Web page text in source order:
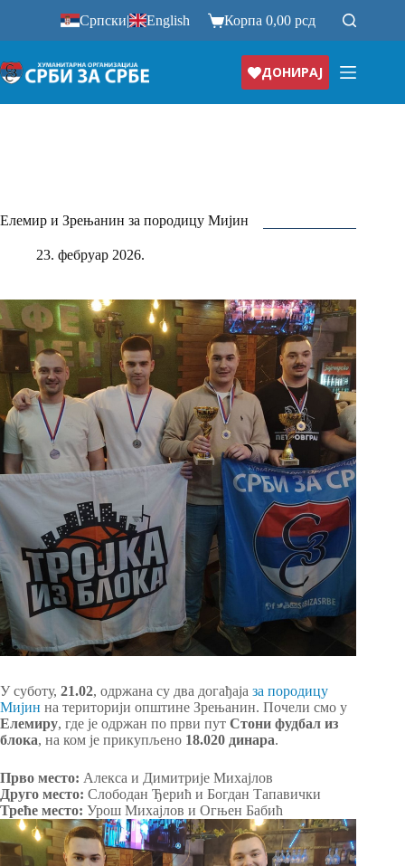
Српски| English Корпа0,00рсд
ДОНИРАЈ
Елемир и Зрењанин за породицу Мијин
23. фебруар 2026.
У суботу, 21.02, одржана су два догађаја за породицу
Мијин на територији општине Зрењанин. Почели смо у
Елемиру, где је одржан по први пут Стони фудбал из
блока, на ком је прикупљено 18.020 динара.
Прво место: Алекса и Димитрије Михајлов
Друго место: Слободан Ђерић и Богдан Тапавички
Треће место: Урош Михајлов и Огњен Бабић